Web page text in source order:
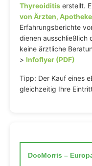
Thyreoiditis erstellt.
von Ärzten,
Erfahrungsberichte
dienen ausschließlich
keine ärztliche
> Infoflyer (PDF)
Tipp: Der Kauf eines
gleichzeitig Ihre
DocMorris –